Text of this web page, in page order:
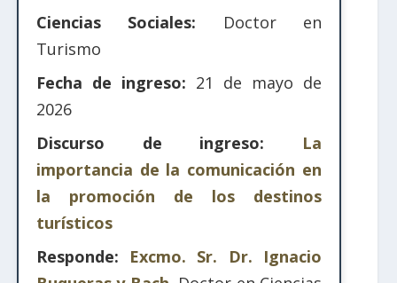
Ciencias Sociales: Doctor en
Turismo
Fecha de ingreso: 21 de mayo de
2026
Discurso de ingreso: La
importancia de la comunicación en
la promoción de los destinos
turísticos
Responde: Excmo. Sr. Dr. Ignacio